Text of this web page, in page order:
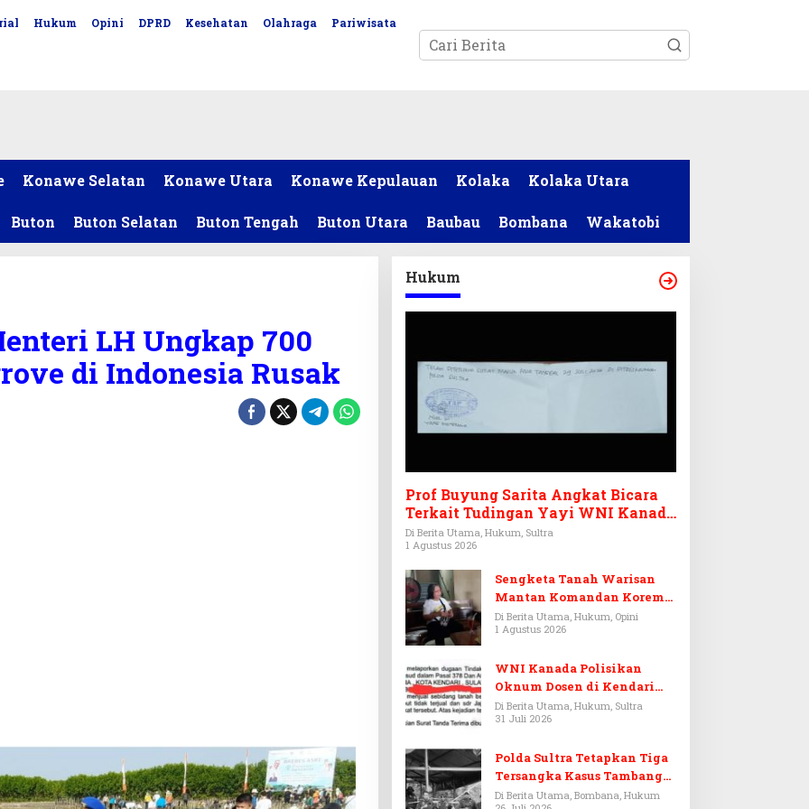
Hukum Opini DPRD Kesehatan Olahraga Pariwisata
Konawe Selatan Konawe Utara Konawe Kepulauan Kolaka Kolaka Utara
Buton Buton Selatan Buton Tengah Buton Utara Baubau Bombana Wakatobi
LH Ungkap 700
di Indonesia Rusak
Hukum
Prof Buyung Sarita Angkat Bicara
Terkait Tudingan Yayi WNI Kanada
Ditagih Utang Rp3,6 Miliar
Di Berita Utama, Hukum, Sultra
1 Agustus 2026
Sengketa Tanah Warisan
Mantan Komandan Korem
143/HO, Ketika Warisan
Menjadi Arena Pemerasan
Di Berita Utama, Hukum, Opini
1 Agustus 2026
WNI Kanada Polisikan
Oknum Dosen di Kendari
Terkait Aset Puluhan Miliar
Di Berita Utama, Hukum, Sultra
31 Juli 2026
Polda Sultra Tetapkan Tiga
Tersangka Kasus Tambang
Emas Ilegal di Bombana
Di Berita Utama, Bombana, Hukum